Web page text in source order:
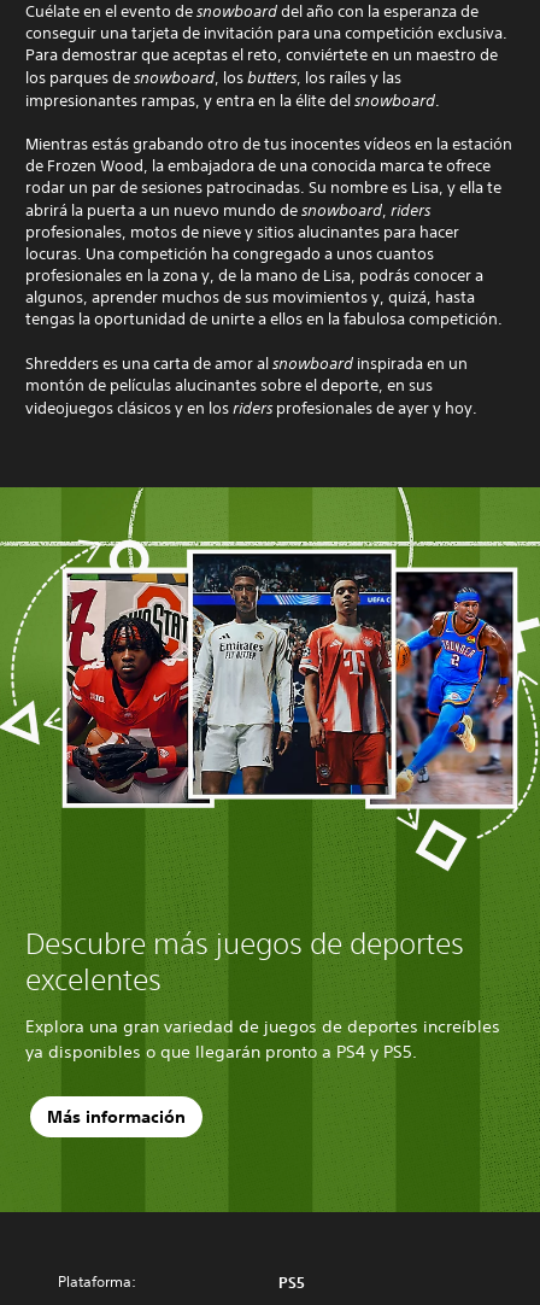
Cuélate en el evento desnowboarddel año con la esperanza de
conseguir una tarjeta de invitación para una competición exclusiva.
Para demostrar que aceptas el reto, conviértete en un maestro de
los parques desnowboard, losbutters, los raíles y las
impresionantes rampas, y entra en la élite delsnowboard.
Mientras estás grabando otro de tus inocentes vídeos en la estación
de Frozen Wood, la embajadora de una conocida marca te ofrece
rodar un par de sesiones patrocinadas. Su nombre es Lisa, y ella te
abrirá la puerta a un nuevo mundo desnowboard, riders
profesionales, motos de nieve y sitios alucinantes para hacer
locuras. Una competición ha congregado a unos cuantos
profesionales en la zona y, de la mano de Lisa, podrás conocer a
algunos, aprender muchos de sus movimientos y, quizá, hasta
tengas la oportunidad de unirte a ellos en la fabulosa competición.
Shredders es una carta de amor alsnowboard inspirada en un
montón de películas alucinantes sobre el deporte, en sus
videojuegos clásicos y en losridersprofesionales de ayer y hoy.
Descubre más juegos de deportes
excelentes
Explora una gran variedad de juegos de deportes increíbles
ya disponibles o que llegarán pronto a PS4 y PS5.
Más información
Plataforma: PS5